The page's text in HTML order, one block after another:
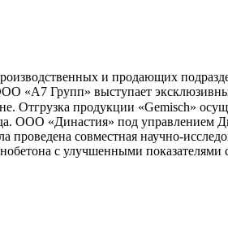
и продающих
«А7 Групп» выступает
Отгрузка продукции «Gemisch»
ООО «Династия» под управлением
проведена совместная научно-
с улучшенными показателями